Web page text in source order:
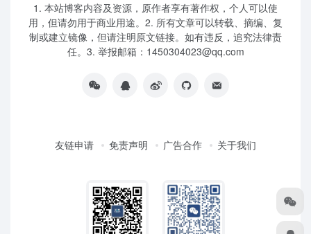
1. 本站博客内容及资源，原作者享有著作权，个人可以使
用，但请勿用于商业用途。2. 所有文章可以转载、摘编、复
制或建立镜像，但请注明原文链接。如有违反，追究法律责
任。3. 举报邮箱：1450304023@qq.com
友链申请 免责声明 广告合作 关于我们